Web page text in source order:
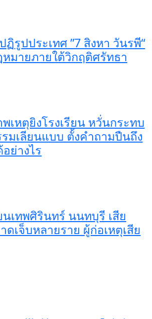
รูปประเทศ ”7 สิงหา วันรพี“
มายภายใต้วิกฤติศรัทธา
เหตุยิงโรงเรียน หวั่นกระทบ
มเลียนแบบ ตั้งคำถามปืนถึง
ย่างไร
นเทพศิรินทร์ นนทบุรี เสีย
ดเจ็บหลายราย ผู้ก่อเหตุเสีย